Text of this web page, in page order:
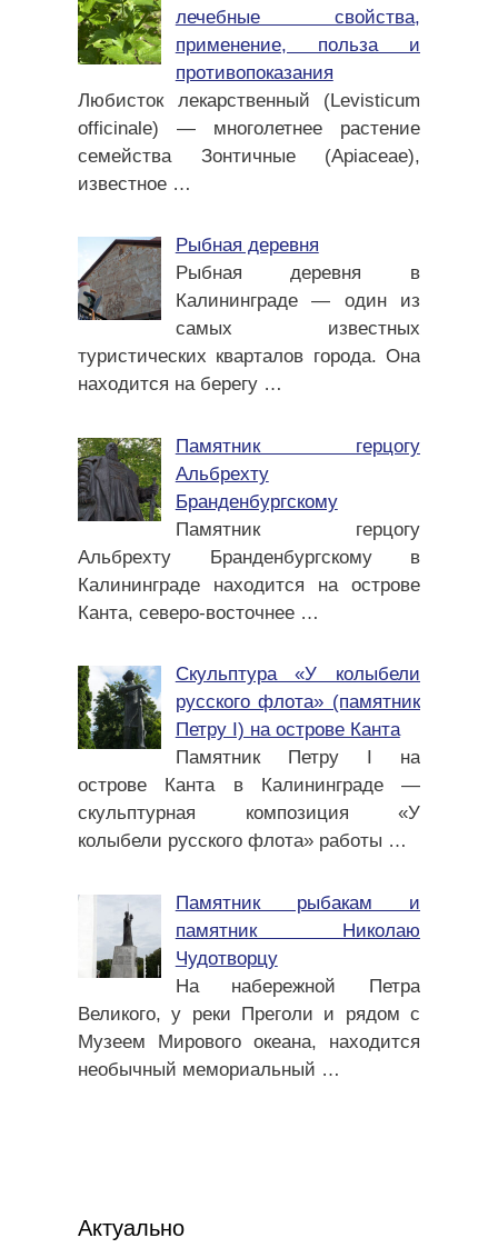
лечебные свойства,
применение, польза и
противопоказания
Любисток лекарственный (Levisticum
officinale) — многолетнее растение
семейства Зонтичные (Apiaceae),
известное …
Рыбная деревня
Рыбная деревня в
Калининграде — один из
самых известных
туристических кварталов города. Она
находится на берегу …
Памятник герцогу
Альбрехту
Бранденбургскому
Памятник герцогу
Альбрехту Бранденбургскому в
Калининграде находится на острове
Канта, северо-восточнее …
Скульптура «У колыбели
русского флота» (памятник
Петру I) на острове Канта
Памятник Петру I на
острове Канта в Калининграде —
скульптурная композиция «У
колыбели русского флота» работы …
Памятник рыбакам и
памятник Николаю
Чудотворцу
На набережной Петра
Великого, у реки Преголи и рядом с
Музеем Мирового океана, находится
необычный мемориальный …
Актуально